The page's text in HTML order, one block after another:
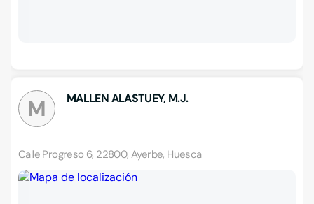
M MALLEN ALASTUEY, M.J.
Calle Progreso 6, 22800, Ayerbe, Huesca